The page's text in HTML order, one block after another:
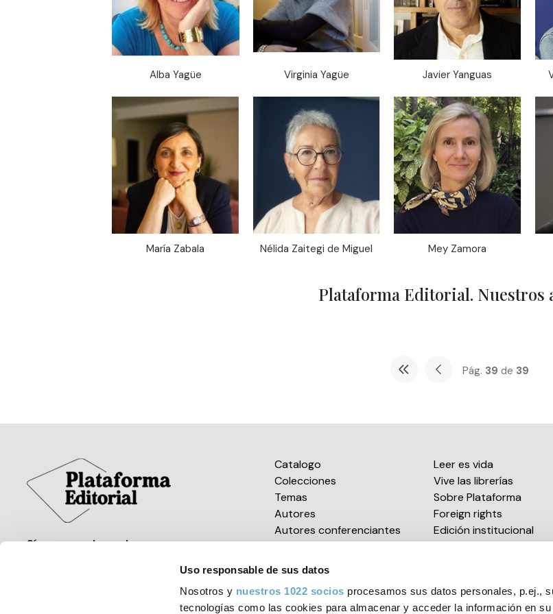
Uso responsable de sus datos
Nosotros y nuestros 1022 socios procesamos sus datos personales, p.ej.,
tecnologías como las cookies para almacenar y acceder la información en
Alba Yagüe Virginia Yagüe Javier Yanguas
María Zabala Nélida Zaitegi de Miguel Mey Zamora
Plataforma Editorial. Nuestros
Pág. 39 de 39
Síguenos en las redes
Catalogo
Colecciones
Temas
Autores
Autores conferenciantes
Leer es vida
Vive las librerías
Sobre Plataforma
Foreign rights
Edición institucional
Envío de manuscritos
Premios literarios